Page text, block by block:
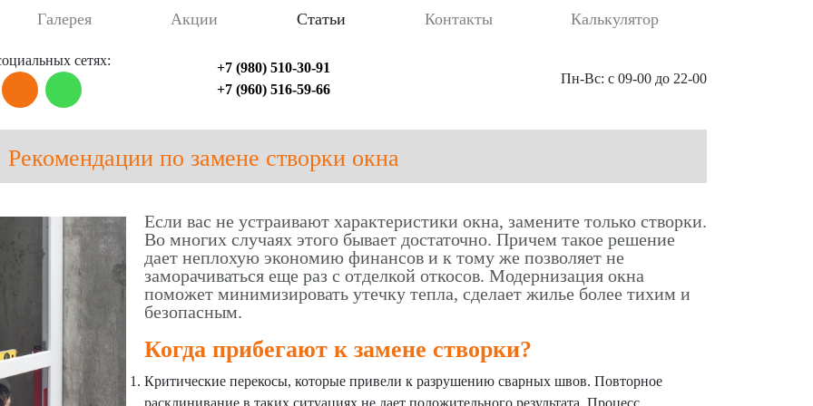
Галерея Акции Статьи Контакты Калькулятор
сетях:
+7 (980) 510-30-91
+7 (960) 516-59-66
Пн-Вс: с 09-00 до 22-00
Рекомендации по замене створки окна
Если вас не устраивают характеристики окна, замените только створки.
Во многих случаях этого бывает достаточно. Причем такое решение
дает неплохую экономию финансов и к тому же позволяет не
заморачиваться еще раз с отделкой откосов. Модернизация окна
поможет минимизировать утечку тепла, сделает жилье более тихим и
безопасным.
Когда прибегают к замене створки?
Критические перекосы, которые привели к разрушению сварных швов. Повторное
расклинивание в таких ситуациях не дает положительного результата. Процесс